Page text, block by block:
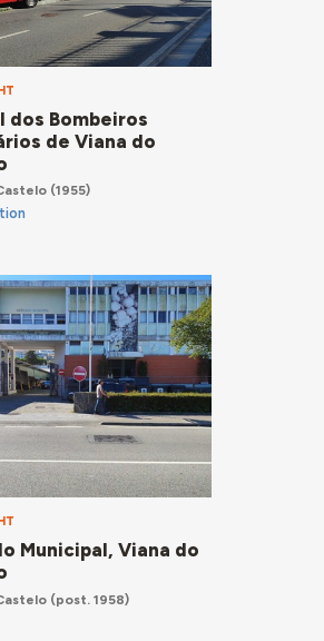
dos Bombeiros
de Viana do
(1955)
Municipal, Viana do
(post. 1958)